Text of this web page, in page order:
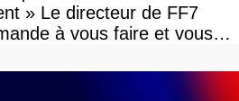
» Le directeur de FF7
à vous faire et vous